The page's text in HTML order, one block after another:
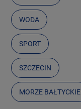
WODA
SPORT
SZCZECIN
MORZE BAŁTYCKIE